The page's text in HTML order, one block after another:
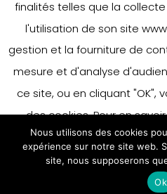
finalités telles que la
l'utilisation de son site
gestion et la fourniture de
mesure et d'analyse
ce site, ou en cliquant "OK",
des cookies. Pour en
préférences en matière de
à notre politique sur
En
Nous utilisons des cookies
expérience sur notre site web.
site, nous supposerons
Ok